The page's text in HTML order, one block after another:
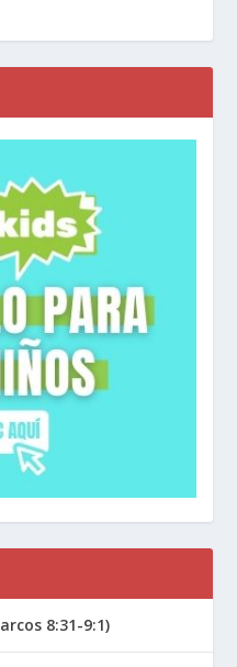
8:31-9:1)